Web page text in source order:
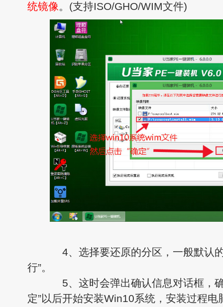
统镜像。(支持ISO/GHO/WIM文件)
4、选择要还原的分区，一般默认的
行”。
5、这时会弹出确认信息对话框，确
定”以后开始安装Win10系统，安装过程